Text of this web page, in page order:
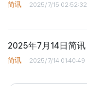
简讯 2025/7/15 02:52:32
2025年7月14日简讯
简讯 2025/7/14 01:40:49